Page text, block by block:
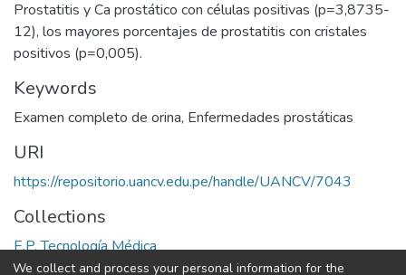
Prostatitis y Ca prostático con células positivas (p=3,8735-
12), los mayores porcentajes de prostatitis con cristales
positivos (p=0,005).
Keywords
Examen completo de orina, Enfermedades prostáticas
URI
https://repositorio.uancv.edu.pe/handle/UANCV/7043
Collections
E.P. Tecnología Médica
We collect and process your personal information for the